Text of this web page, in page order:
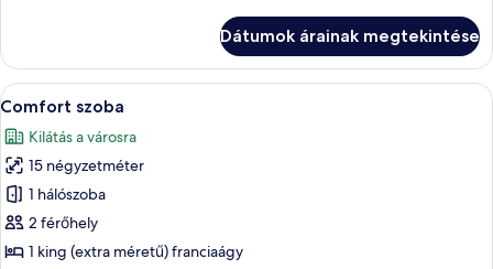
Dátumok árainak megtekintése
A
következő
szoba
összes
képének
megtekintése:
Comfort
Egy modern szállodai szoba,
5
Comfort szoba
Kilátás a városra
15 négyzetméter
1 hálószoba
2 férőhely
1 king (extra méretű) franciaágy